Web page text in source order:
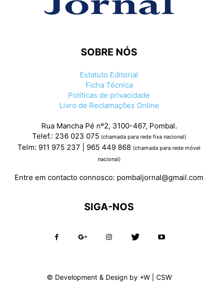
SOBRE NÓS
Estatuto Editorial
Ficha Técnica
Políticas de privacidade
Livro de Reclamações Online
Rua Mancha Pé nº2, 3100-467, Pombal.
Telef.: 236 023 075 (chamada para rede fixa nacional)
Telm: 911 975 237 | 965 449 868 (chamada para rede móvel
nacional)
Entre em contacto connosco: pombaljornal@gmail.com
SIGA-NOS
© Development & Design by +W| CSW